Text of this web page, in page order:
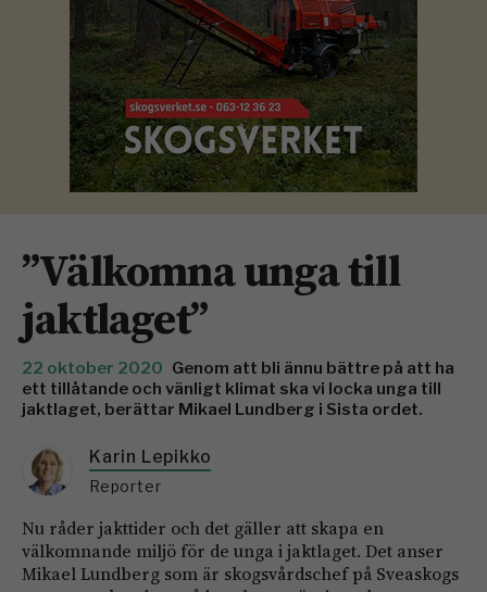
”Välkomna unga till
jaktlaget”
22 oktober 2020 Genom att bli ännu bättre på att ha
ett tillåtande och vänligt klimat ska vi locka unga till
jaktlaget, berättar Mikael Lundberg i Sista ordet.
Karin Lepikko
Reporter
Nu råder jakttider och det gäller att skapa en
välkomnande miljö för de unga i jaktlaget. Det anser
Mikael Lundberg som är skogsvårdschef på Sveaskogs